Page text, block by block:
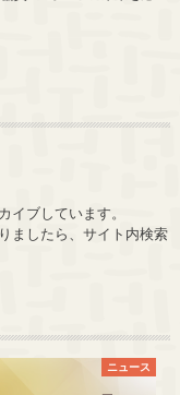
イブしています。
ましたら、サイト内検索
ニュース